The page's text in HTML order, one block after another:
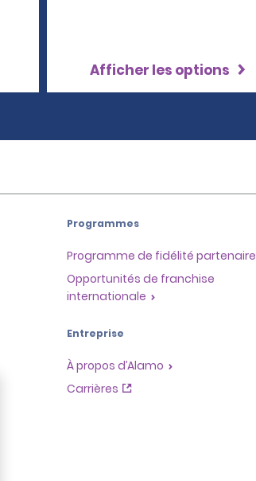
Afficher les options
Programmes
Programme de fidélité partenaire
Opportunités de franchise
internationale
Entreprise
À propos d’Alamo
Carrières